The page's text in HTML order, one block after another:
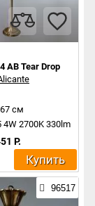
AB Tear Drop
67 см
4W 2700K 330lm
Р.
Купить
96517